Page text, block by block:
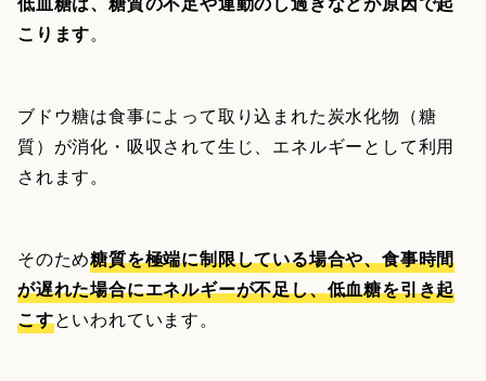
こります。
ブドウ糖は食事によって取り込まれた炭水化物（糖
質）が消化・吸収されて生じ、エネルギーとして利用
されます。
そのため糖質を極端に制限している場合や、食事時間
が遅れた場合にエネルギーが不足し、低血糖を引き起
こすといわれています。